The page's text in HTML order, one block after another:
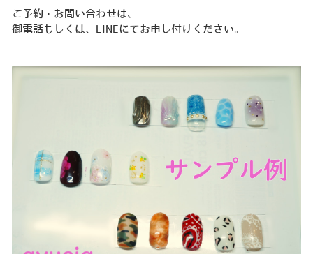
ご予約・お問い合わせは、
御電話もしくは、LINEにてお申し付けください。